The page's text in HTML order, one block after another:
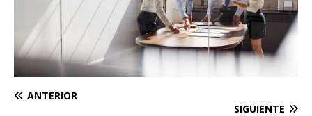
ANTERIOR
SIGUIENTE